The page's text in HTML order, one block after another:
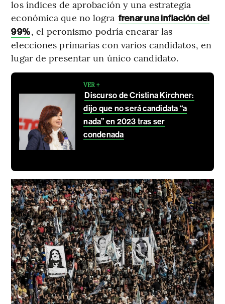
los índices de aprobación y una estrategia
económica que no logra frenar una inflación del
99%, el peronismo podría encarar las
elecciones primarias con varios candidatos, en
lugar de presentar un único candidato.
VER +
Discurso de Cristina Kirchner:
dijo que no será candidata “a
nada” en 2023 tras ser
condenada